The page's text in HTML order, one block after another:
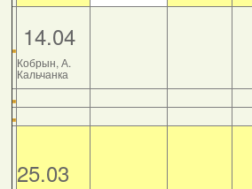
14.04
Кобрын, А.
Кальчанка
25.03